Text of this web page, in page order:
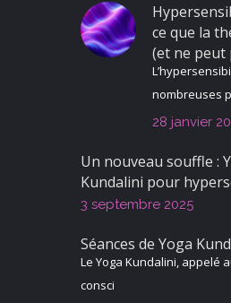
ce que la
(et ne peut
nombreuses
28 janvier
Un nouveau souffle :
Kundalini pour
3 septembre 2025
Séances de Yoga
Le Yoga Kundalini, appelé
consci